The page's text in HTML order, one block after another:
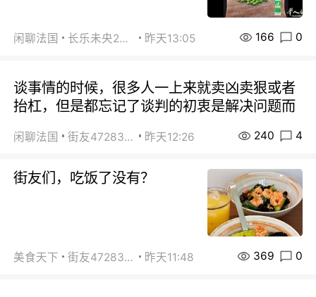
闲聊法国 长乐未央2015 昨天13:05 166 0
谈事情的时候，很多人一上来就卖凶卖狠或者
抬杠，但是都忘记了谈判的初衷是解决问题而
闲聊法国 街友472838572 昨天12:26 240 4
街友们，吃饭了没有？
美食天下 街友472838572 昨天11:48 369 0